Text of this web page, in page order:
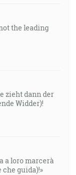
the leading
zieht dann der
Widder)!
a loro marcerà
guida)!»